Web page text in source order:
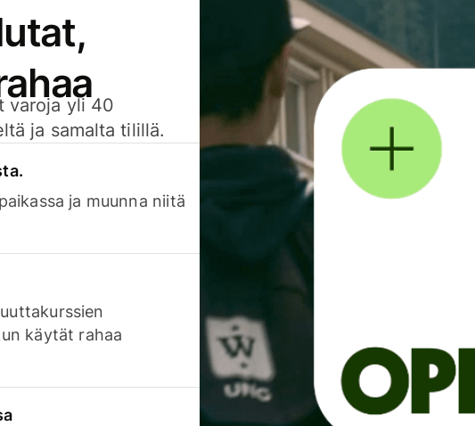
varoja yli 40
ja samalta tilillä.
ja muunna niitä
käytät rahaa